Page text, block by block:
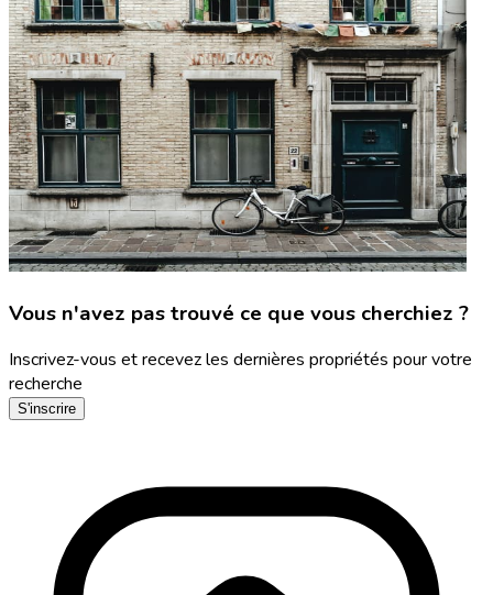
Vous n'avez pas trouvé ce que vous cherchiez ?
Inscrivez-vous et recevez les dernières propriétés pour votre
recherche
S'inscrire